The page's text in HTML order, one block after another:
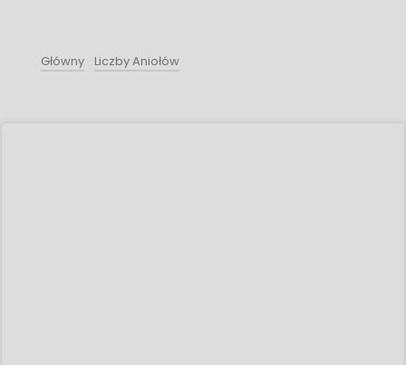
Główny Liczby Aniołów